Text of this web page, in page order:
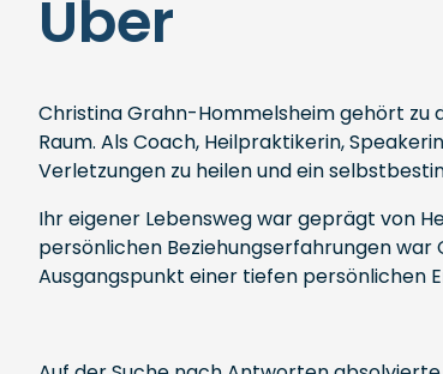
Über
Christina Grahn-Hommelsheim gehört zu
Raum. Als Coach, Heilpraktikerin,
Verletzungen zu heilen und ein
Ihr eigener Lebensweg war geprägt von
persönlichen Beziehungserfahrungen war
Ausgangspunkt einer tiefen persönlichen